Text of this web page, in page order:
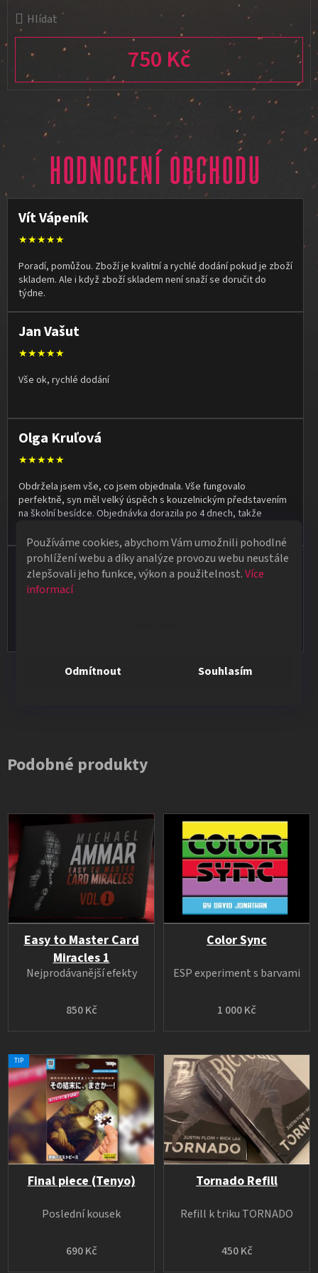
Používáme cookies, abychom Vám umožnili pohodlné
prohlížení webu a díky analýze provozu webu neustále
zlepšovali jeho funkce, výkon a použitelnost.Více
informací
Odmítnout Souhlasím
Hlídat
750 Kč
HODNOCENÍ OBCHODU
Vít Vápeník
★★★★★
Poradí, pomůžou. Zboží je kvalitní a rychlé dodání pokud je zboží
skladem. Ale i když zboží skladem není snaží se doručit do
týdne.
Jan Vašut
★★★★★
Vše ok, rychlé dodání
Olga Kruľová
★★★★★
Obdržela jsem vše, co jsem objednala. Vše fungovalo
perfektně, syn měl velký úspěch s kouzelnickým představením
na školní besídce. Objednávka dorazila po 4 dnech, takže
Vladimír Jirsák
★★★★★
Všechna hodnocení
Podobné produkty
Easy to Master Card
Miracles 1
850 Kč
Nejprodávanější efekty
Color Sync
1 000 Kč
ESP experiment s barvami
TIP
Final piece (Tenyo)
690 Kč
Poslední kousek
Tornado Refill
450 Kč
Refill k triku TORNADO